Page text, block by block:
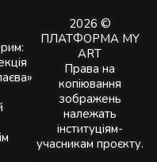
2026 ©
ПЛАТФОРМА MY
ART
Права на
копіювання
зображень
належать
інституціям-
учасникам проєкту.